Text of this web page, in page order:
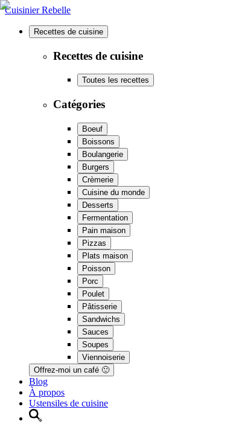
Cuisinier Rebelle
Recettes de cuisine
Recettes de cuisine
Toutes les recettes
Catégories
Boeuf
Boissons
Boulangerie
Burgers
Crèmerie
Cuisine du monde
Desserts
Fermentation
Pain maison
Pizzas
Plats maison
Poisson
Porc
Poulet
Pâtisserie
Sandwichs
Sauces
Soupes
Viennoiserie
Offrez-moi un café 🙂
Blog
À propos
Ustensiles de cuisine